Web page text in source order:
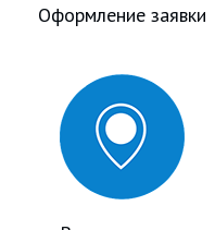
Оформление заявки